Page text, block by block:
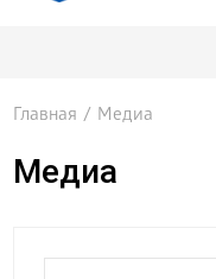
Главная / Медиа
Медиа